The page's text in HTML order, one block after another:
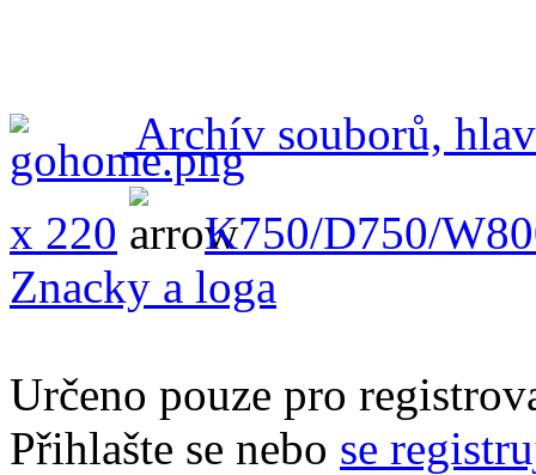
Archív souborů,
x 220
K750/D750/
Znacky a loga
Určeno pouze pro
Přihlašte se nebo se